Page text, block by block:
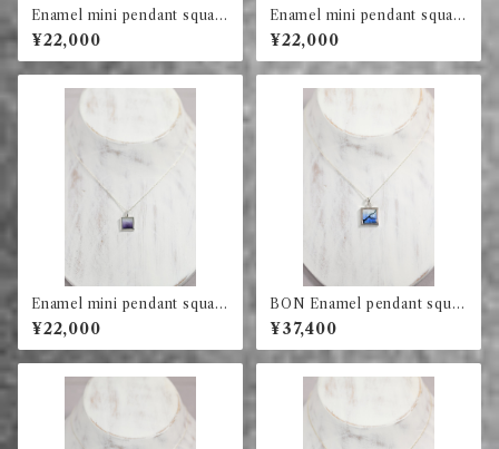
Enamel mini pendant squar
e (blue abstract)
¥22,000
Enamel mini pendant squar
e (red)
¥22,000
Enamel mini pendant squar
e (violet)
¥22,000
BON Enamel pendant squar
e (blue)
¥37,400